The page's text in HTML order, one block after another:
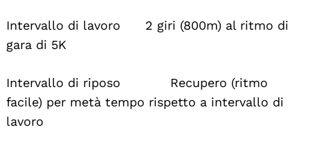
Intervallo di lavoro 2 giri (800m) al ritmo di
gara di 5K
Intervallo di riposo Recupero (ritmo
facile) per metà tempo rispetto a intervallo di
lavoro
Search
For: